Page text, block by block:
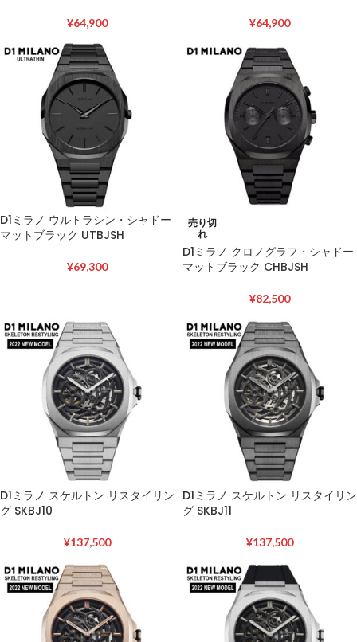
¥64,900 ¥64,900
D1ミラノ ウルトラシン・シャドー
マットブラック UTBJSH
¥69,300
売り切
れ
D1ミラノ クロノグラフ・シャドー
マットブラック CHBJSH
¥82,500
D1ミラノ スケルトン リスタイリン
グ SKBJ10
¥137,500
D1ミラノ スケルトン リスタイリン
グ SKBJ11
¥137,500